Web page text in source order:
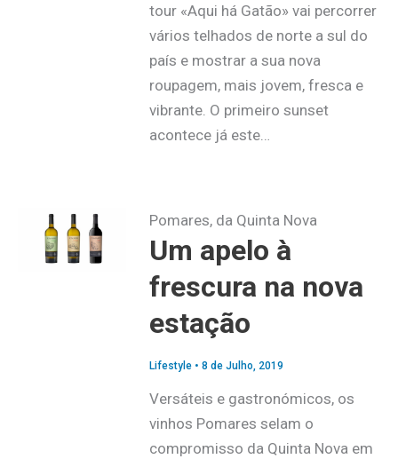
tour «Aqui há Gatão» vai percorrer
vários telhados de norte a sul do
país e mostrar a sua nova
roupagem, mais jovem, fresca e
vibrante. O primeiro sunset
acontece já este…
Pomares, da Quinta Nova
Um apelo à
frescura na nova
estação
Lifestyle• 8 de Julho, 2019
Versáteis e gastronómicos, os
vinhos Pomares selam o
compromisso da Quinta Nova em